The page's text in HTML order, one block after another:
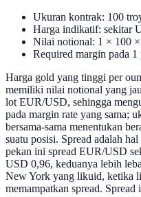
Ukuran kontrak: 100
Harga indikatif: sekitar
Nilai notional: 1 × 100
Required margin pada
Harga gold yang tinggi per
memiliki nilai notional yang
lot EUR/USD, sehingga
pada margin rate yang sama;
bersama-sama menentukan
suatu posisi. Spread adalah
pekan ini spread EUR/USD
USD 0,96, keduanya lebih
New York yang likuid, ketika
memampatkan spread.